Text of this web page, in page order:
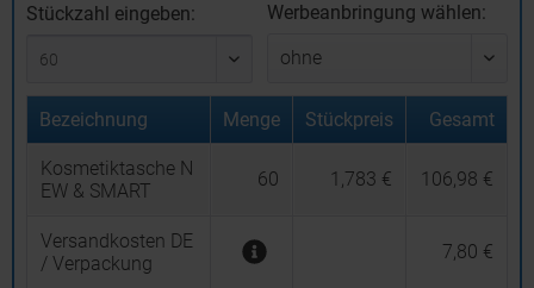
Stückzahl eingeben: Werbeanbringung wählen:
Bezeichnung Menge Stückpreis Gesamt
Kosmetiktasche N
EW & SMART
60 1,783 € 106,98 €
Versandkosten DE
/ Verpackung
7,80 €